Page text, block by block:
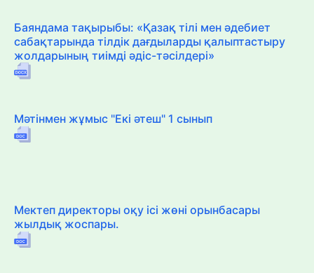
Баяндама тақырыбы: «Қазақ тілі мен әдебиет
сабақтарында тілдік дағдыларды қалыптастыру
жолдарының тиімді әдіс-тәсілдері»
Мәтінмен жұмыс "Екі әтеш" 1 сынып
Мектеп директоры оқу ісі жөні орынбасары
жылдық жоспары.